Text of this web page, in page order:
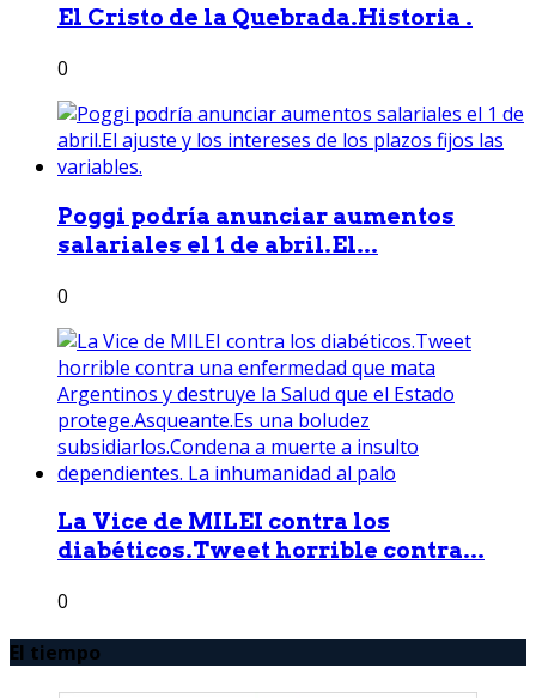
El Cristo de la Quebrada.Historia .
0
Poggi podría anunciar aumentos
salariales el 1 de abril.El...
0
La Vice de MILEI contra los
diabéticos.Tweet horrible contra...
0
El tiempo